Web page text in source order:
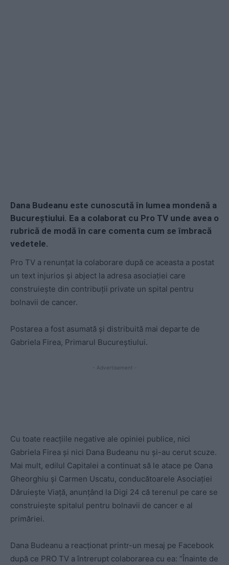
Dana Budeanu este cunoscută în lumea mondenă a
Bucureștiului. Ea a colaborat cu Pro TV unde avea o
rubrică de modă în care comenta cum se îmbracă
vedetele.
Pro TV a renunțat la colaborare după ce aceasta a postat
un text injurios și abject la adresa asociației care
construiește din contribuții private un spital pentru
bolnavii de cancer.
Postarea a fost asumată și distribuită mai departe de
Gabriela Firea, Primarul Bucureștiului.
- Advertisement -
Cu toate reacțiile negative ale opiniei publice, nici
Gabriela Firea și nici Dana Budeanu nu și-au cerut scuze.
Mai mult, edilul Capitalei a continuat să le atace pe Oana
Gheorghiu și Carmen Uscatu, conducătoarele Asociației
Dăruiește Viață, anunțând la Digi 24 că terenul pe care se
construiește spitalul pentru bolnavii de cancer e al
primăriei.
Dana Budeanu a reacționat printr-un mesaj pe Facebook
după ce PRO TV a întrerupt colaborarea cu ea: “Înainte de